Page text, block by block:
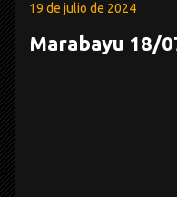
19 de julio de 2024
Marabayu 18/